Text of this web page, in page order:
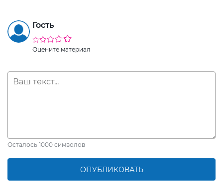
Гость
Оцените материал
Осталось 1000 символов
ОПУБЛИКОВАТЬ